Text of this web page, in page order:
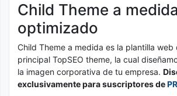
Child Theme a medida
optimizado
Child Theme a medida es la plantilla
principal TopSEO theme, la cual
la imagen corporativa de tu empresa.
exclusivamente para suscriptores de